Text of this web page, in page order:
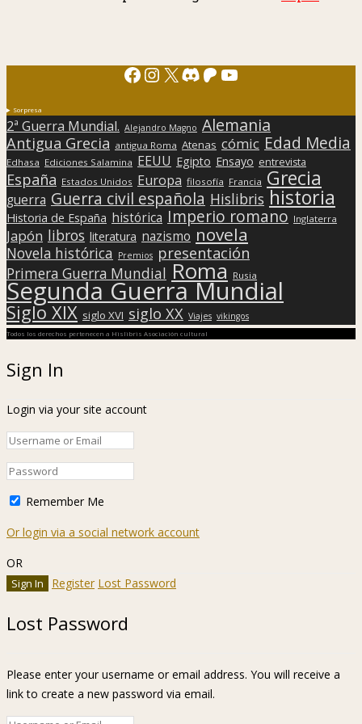
Facebook
Instagram
X Discord
Patreon
YouTube
Sorpresa
2ª Guerra Mundial. Alejandro Magno Alemania
Antigua Grecia antigua Roma Atenas cómic Edad Media
Edhasa Ediciones Salamina EEUU Egipto Ensayo entrevista
España Estados Unidos Europa filosofía Francia Grecia
guerra Guerra civil española Hislibris historia
Historia de España histórica Imperio romano Inglaterra
Japón libros literatura nazismo novela
Novela histórica Premios presentación
Primera Guerra Mundial Roma Rusia
Segunda Guerra Mundial
Siglo XIX siglo XVI siglo XX Viajes vikingos
Todos los derechos pertenecen a Hislibris Asociación cultural
Sign In
Login via your site account
Remember Me
Or login via a social network account
OR
Register Lost Password
Lost Password
Please enter your username or email address. You will receive a
link to create a new password via email.